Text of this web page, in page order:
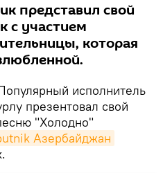
представил свой
с участием
которая
исполнитель
презентовал свой
"Холодно"
Азербайджан